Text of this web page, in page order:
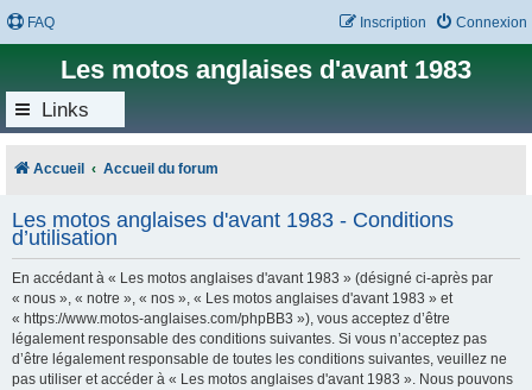
FAQ Connexion
Inscription
Les motos anglaises d'avant 1983
Links
Accueil Accueil du forum
Les motos anglaises d'avant 1983 - Conditions
d’utilisation
En accédant à « Les motos anglaises d'avant 1983 » (désigné ci-après par
« nous », « notre », « nos », « Les motos anglaises d'avant 1983 » et
« https://www.motos-anglaises.com/phpBB3 »), vous acceptez d’être
légalement responsable des conditions suivantes. Si vous n’acceptez pas
d’être légalement responsable de toutes les conditions suivantes, veuillez ne
pas utiliser et accéder à « Les motos anglaises d'avant 1983 ». Nous pouvons